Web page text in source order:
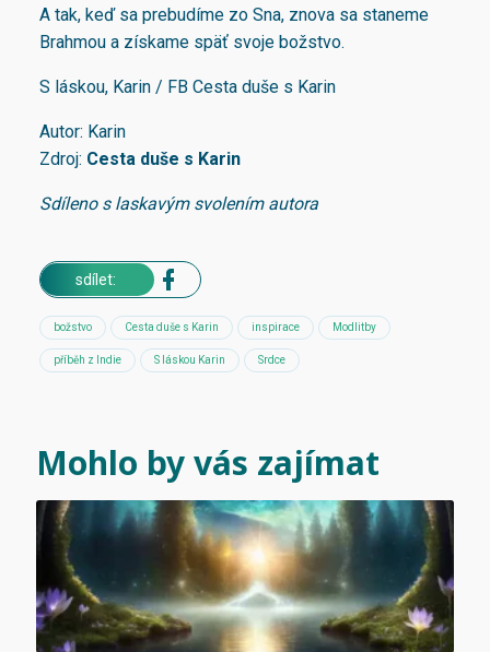
A tak, keď sa prebudíme zo Sna, znova sa staneme
Brahmou a získame späť svoje božstvo.
S láskou, Karin / FB Cesta duše s Karin
Autor: Karin
Zdroj: Cesta duše s Karin
Sdíleno s laskavým svolením autora
sdílet:
božstvo Cesta duše s Karin inspirace Modlitby
příběh z Indie S láskou Karin Srdce
Mohlo by vás zajímat